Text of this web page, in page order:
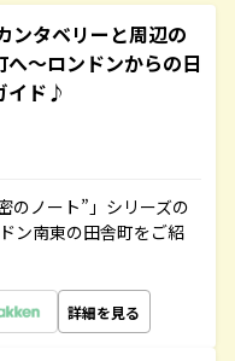
ンタベリーと周辺の
へ～ロンドンからの日
イド♪
のノート”」シリーズの
ン南東の田舎町をご紹
詳細を見る